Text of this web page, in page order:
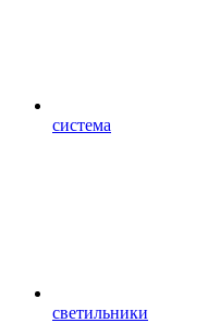
система
светильники